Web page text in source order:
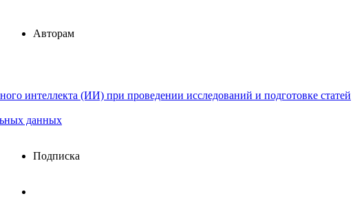
Авторам
интеллекта (ИИ) при проведении исследований и подготовке статей
данных
Подписка